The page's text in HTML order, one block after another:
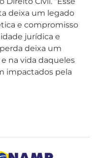
deixa um legado
e compromisso
jurídica e
deixa um
na vida daqueles
impactados pela